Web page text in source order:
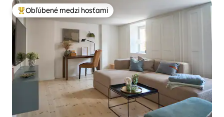
Najobľúbenejšie medzi hosťami
Obľúbené medzi hosťami